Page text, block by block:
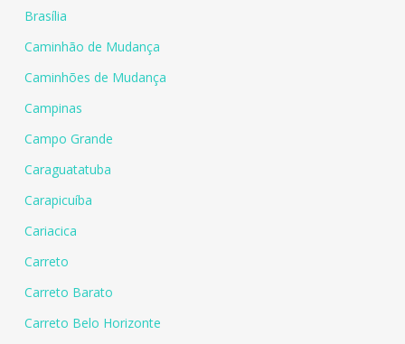
Brasília
Caminhão de Mudança
Caminhões de Mudança
Campinas
Campo Grande
Caraguatatuba
Carapicuíba
Cariacica
Carreto
Carreto Barato
Carreto Belo Horizonte